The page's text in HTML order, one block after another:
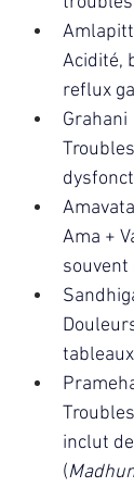
Acidité,
reflux
Grahani
Amavata
Ama +
inclut
(